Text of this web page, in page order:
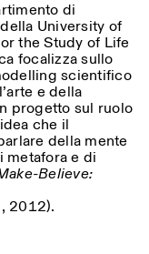
di
University of
the Study of Life
focalizza sullo
scientifico
e della
progetto sul ruolo
che il
della mente
metafora e di
Believe:
2012).